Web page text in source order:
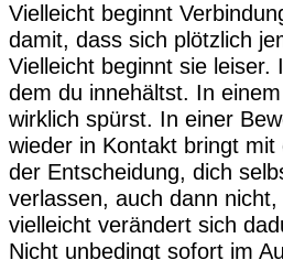
Vielleicht beginnt
damit, dass sich plötzlich
Vielleicht beginnt sie leiser.
dem du innehältst. In
wirklich spürst. In einer
wieder in Kontakt bringt mit
der Entscheidung, dich
verlassen, auch dann
vielleicht verändert sich
Nicht unbedingt sofort im